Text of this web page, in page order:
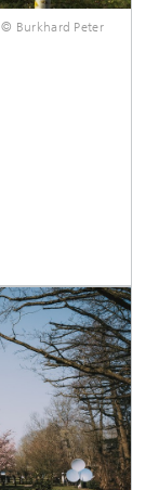
© Burkhard Peter